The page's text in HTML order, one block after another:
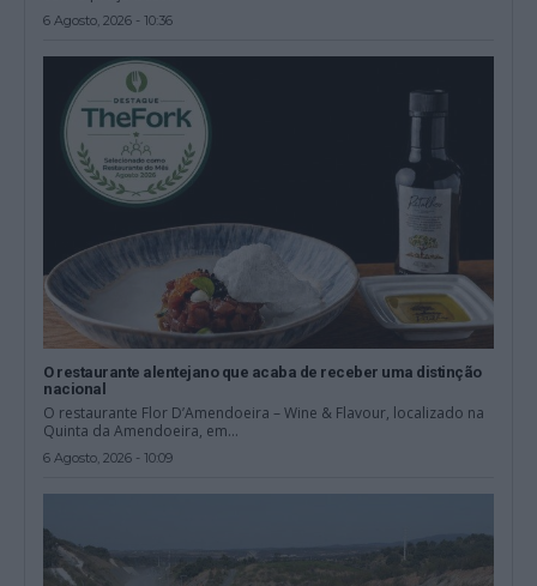
6 Agosto, 2026 - 10:36
O restaurante alentejano que acaba de receber uma distinção
nacional
O restaurante Flor D’Amendoeira – Wine & Flavour, localizado na
Quinta da Amendoeira, em...
6 Agosto, 2026 - 10:09